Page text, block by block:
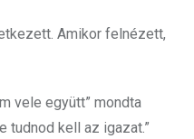
Amikor felnézett,
vele együtt” mondta
tudnod kell az igazat.”